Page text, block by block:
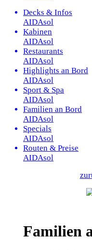
Decks & Infos
AIDAsol
Kabinen
AIDAsol
Restaurants
AIDAsol
Highlights an Bord
AIDAsol
Sport & Spa
AIDAsol
Familien an Bord
AIDAsol
Specials
AIDAsol
Routen & Preise
AIDAsol
Familien